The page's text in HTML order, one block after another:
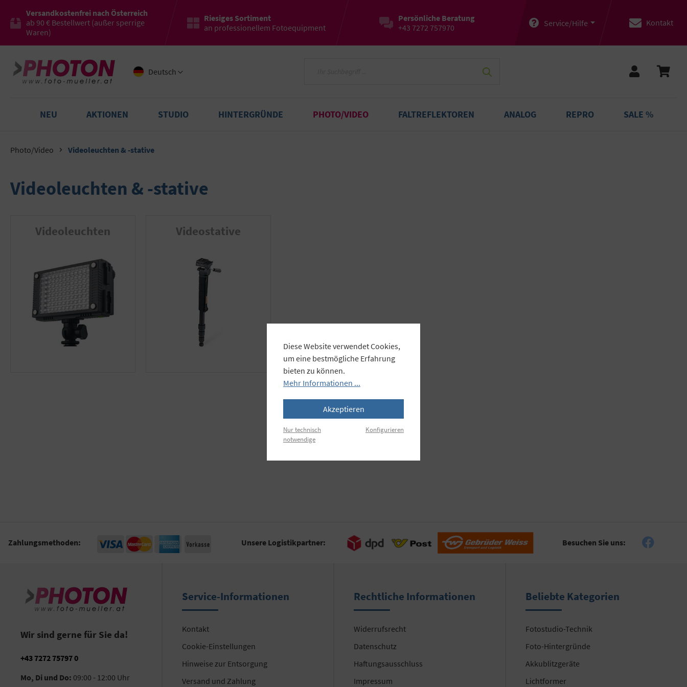
Versandkostenfrei nach Österreich
ab 90 € Bestellwert (außer sperrige
Waren)
Riesiges Sortiment
an professionellem Fotoequipment
Persönliche Beratung
+43 7272 757970
Service/Hilfe Kontakt
Deutsch
NEU AKTIONEN STUDIO HINTERGRÜNDE PHOTO/VIDEO FALTREFLEKTOREN ANALOG REPRO SALE %
Photo/Video Videoleuchten & -stative
Videoleuchten & -stative
Videoleuchten Videostative
Zahlungsmethoden: Unsere Logistikpartner: Besuchen Sie uns:
Wir sind gerne für Sie da!
+43 7272 75797 0
Mo, Di und Do: 09:00 - 12:00 Uhr
Service-Informationen
Kontakt
Cookie-Einstellungen
Hinweise zur Entsorgung
Versand und Zahlung
Rechtliche Informationen
Widerrufsrecht
Datenschutz
Haftungsausschluss
Impressum
Beliebte Kategorien
Fotostudio-Technik
Foto-Hintergründe
Akkublitzgeräte
Lichtformer
Diese Website verwendet Cookies,
um eine bestmögliche Erfahrung
bieten zu können.
Mehr Informationen ...
Akzeptieren
Nur technisch
notwendige
Konfigurieren